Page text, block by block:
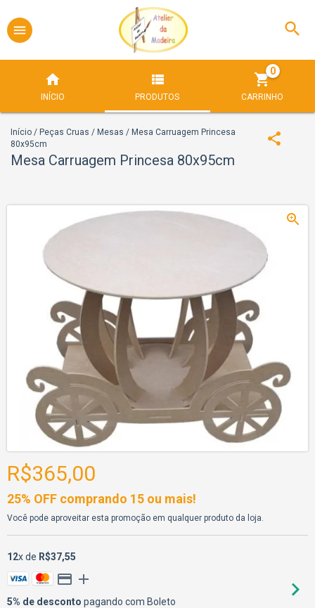
INÍCIO PRODUTOS CARRINHO
0
Início / Peças Cruas / Mesas / Mesa Carruagem Princesa
80x95cm
Mesa Carruagem Princesa 80x95cm
R$365,00
25% OFF comprando 15 ou mais!
Você pode aproveitar esta promoção em qualquer produto da loja.
12x de R$37,55
5% de desconto pagando com Boleto